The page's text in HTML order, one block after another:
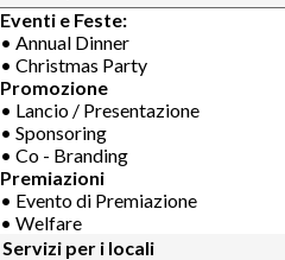
Eventi e Feste:
• Annual Dinner
• Christmas Party
Promozione
• Lancio / Presentazione
• Sponsoring
• Co - Branding
Premiazioni
• Evento di Premiazione
• Welfare
Servizi per i locali